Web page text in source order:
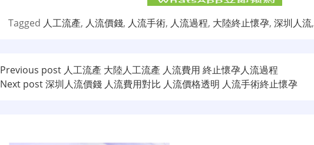
Tagged 人工流產, 人流價錢, 人流手術, 人流過程, 大陸終止懷孕, 深圳人流,
文
章
Previous post 人工流產 大陸人工流產 人流費用 終止懷孕人流過程
Next post深圳人流價錢 人流費用對比 人流價格透明 人流手術終止懷孕